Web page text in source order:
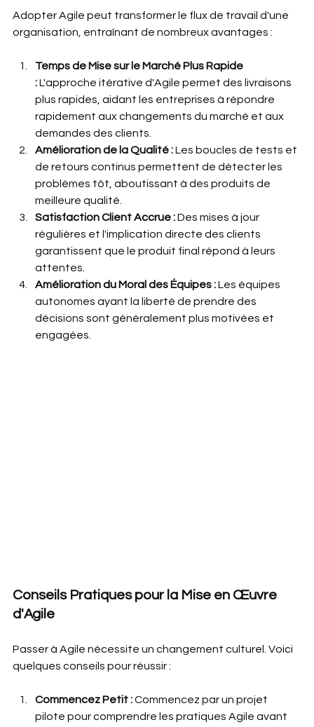
Adopter Agile peut transformer le flux de travail d'une
organisation, entraînant de nombreux avantages :
Temps de Mise sur le Marché Plus Rapide
: L'approche itérative d'Agile permet des livraisons
plus rapides, aidant les entreprises à répondre
rapidement aux changements du marché et aux
demandes des clients.
Amélioration de la Qualité : Les boucles de tests et
de retours continus permettent de détecter les
problèmes tôt, aboutissant à des produits de
meilleure qualité.
Satisfaction Client Accrue : Des mises à jour
régulières et l'implication directe des clients
garantissent que le produit final répond à leurs
attentes.
Amélioration du Moral des Équipes : Les équipes
autonomes ayant la liberté de prendre des
décisions sont généralement plus motivées et
engagées.
Conseils Pratiques pour la Mise en Œuvre
d'Agile
Passer à Agile nécessite un changement culturel. Voici
quelques conseils pour réussir :
Commencez Petit : Commencez par un projet
pilote pour comprendre les pratiques Agile avant